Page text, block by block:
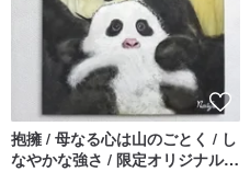
抱擁 / 母なる心は山のごとく / し
なやかな強さ / 限定オリジナル作